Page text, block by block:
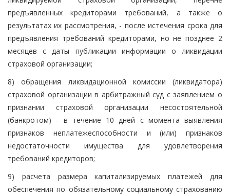
предъявленных кредиторами требований, а также о
результатах их рассмотрения, - после истечения срока для
предъявления требований кредиторами, но не позднее 2
месяцев с даты публикации информации о ликвидации
страховой организации;
8) обращения ликвидационной комиссии (ликвидатора)
страховой организации в арбитражный суд с заявлением о
признании страховой организации несостоятельной
(банкротом) - в течение 10 дней с момента выявления
признаков неплатежеспособности и (или) признаков
недостаточности имущества для удовлетворения
требований кредиторов;
9) расчета размера капитализируемых платежей для
обеспечения по обязательному социальному страхованию